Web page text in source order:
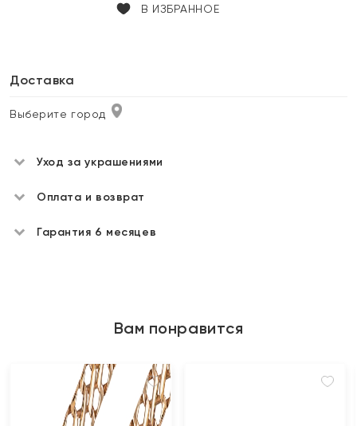
В ИЗБРАННОЕ
Доставка
Выберите город
Уход за украшениями
Оплата и возврат
Гарантия 6 месяцев
Вам понравится